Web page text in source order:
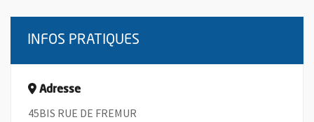
INFOS PRATIQUES
Adresse
45BIS RUE DE FREMUR